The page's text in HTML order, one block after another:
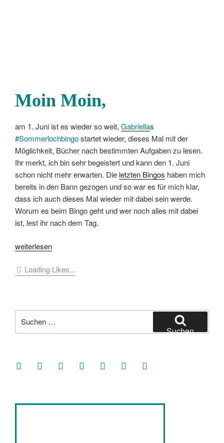
Moin Moin,
am 1. Juni ist es wieder so weit, Gabriellas
#Sommerlochbingostartet wieder, dieses Mal mit der
Möglichkeit, Bücher nach bestimmten Aufgaben zu lesen.
Ihr merkt, ich bin sehr begeistert und kann den 1. Juni
schon nicht mehr erwarten. Die letzten Bingos haben mich
bereits in den Bann gezogen und so war es für mich klar,
dass ich auch dieses Mal wieder mit dabei sein werde.
Worum es beim Bingo geht und wer noch alles mit dabei
ist, lest ihr nach dem Tag.
„[Klönstunde]
2022
crazy“
weiterlesen
Loading Likes...
nach:
Suchen
facebooksoundcloud
twitter mastodoninstagramthreads goodreads